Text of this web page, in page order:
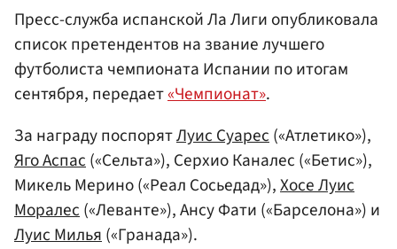
Пресс-служба испанской Ла Лиги опубликовала
список претендентов на звание лучшего
футболиста чемпионата Испании по итогам
сентября, передает«Чемпионат».
За награду поспорятЛуис Суарес(«Атлетико»),
Яго Аспас(«Сельта»), Серхио Каналес («Бетис»),
Микель Мерино («Реал Сосьедад»),Хосе Луис
Моралес(«Леванте»), Ансу Фати («Барселона») и
Луис Милья(«Гранада»).